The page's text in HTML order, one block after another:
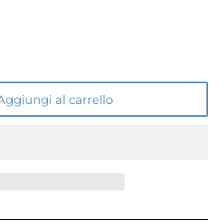
al carrello